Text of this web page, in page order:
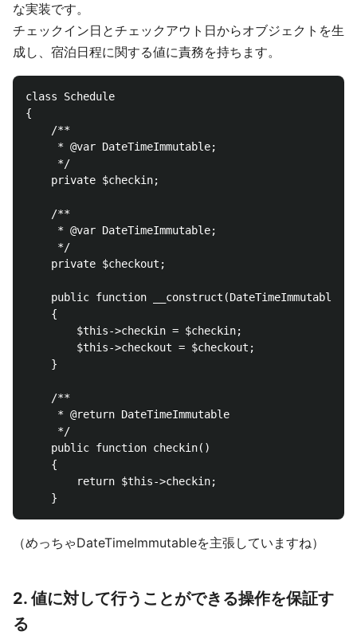
な実装です。
チェックイン日とチェックアウト日からオブジェクトを生
成し、宿泊日程に関する値に責務を持ちます。
class Schedule
{
    /**
     * @var DateTimeImmutable;
     */
    private $checkin;
    /**
     * @var DateTimeImmutable;
     */
    private $checkout;
public function __construct(DateTimeImmutable
    {
        $this->checkin = $checkin;
        $this->checkout = $checkout;
    }
    /**
     * @return DateTimeImmutable
     */
    public function checkin()
    {
        return $this->checkin;
（めっちゃDateTimeImmutableを主張していますね）
2. 値に対して行うことができる操作を保証す
る